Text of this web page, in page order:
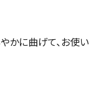
かに曲げて、お使い